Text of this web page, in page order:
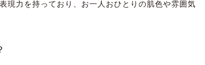
現力を持っており、お一人おひとりの肌色や雰囲気